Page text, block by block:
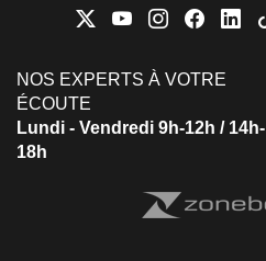
NOS EXPERTS À VOTRE
ÉCOUTE
Lundi - Vendredi 9h-12h / 14h-
18h